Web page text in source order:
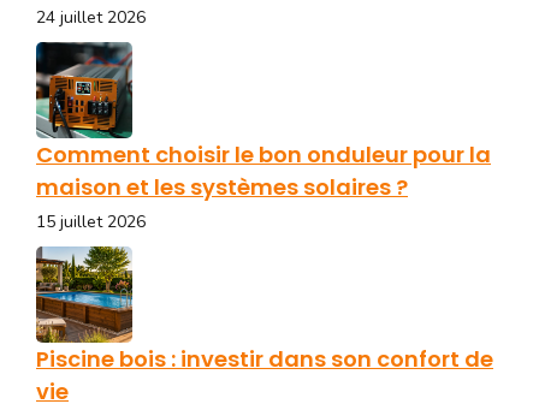
24 juillet 2026
Comment choisir le bon onduleur pour la
maison et les systèmes solaires ?
15 juillet 2026
Piscine bois : investir dans son confort de
vie